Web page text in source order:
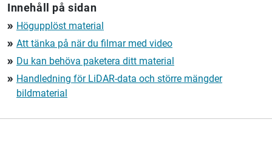
Innehåll på sidan
double_arrow Högupplöst material
double_arrow Att tänka på när du filmar med video
double_arrow Du kan behöva paketera ditt material
double_arrow Handledning för LiDAR-data och större mängder
bildmaterial